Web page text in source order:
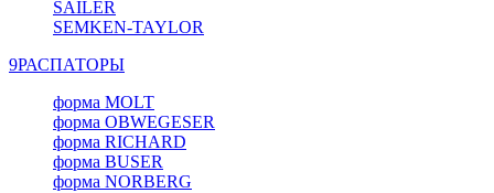
SAILER
SEMKEN-TAYLOR
9РАСПАТОРЫ
форма MOLT
форма OBWEGESER
форма RICHARD
форма BUSER
форма NORBERG